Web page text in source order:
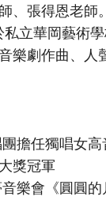
、張得恩老師。
立華岡藝術
樂劇作曲、人
擔任獨唱女高
獎冠軍
樂會《圓圓的